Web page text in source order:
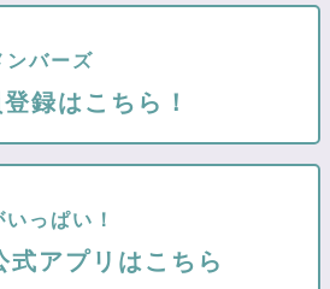
ンバーズ
録はこちら！
っぱい！
アプリはこちら